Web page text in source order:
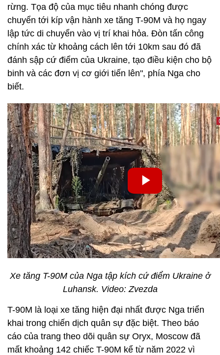
rừng. Tọa độ của mục tiêu nhanh chóng được
chuyển tới kíp vận hành xe tăng T-90M và họ ngay
lập tức di chuyển vào vị trí khai hỏa. Đòn tấn công
chính xác từ khoảng cách lên tới 10km sau đó đã
đánh sập cứ điểm của Ukraine, tạo điều kiện cho bộ
binh và các đơn vị cơ giới tiến lên", phía Nga cho
biết.
Xe tăng T-90M của Nga tập kích cứ điểm Ukraine ở
Luhansk. Video: Zvezda
T-90M là loại xe tăng hiện đại nhất được Nga triển
khai trong chiến dịch quân sự đặc biệt. Theo báo
cáo của trang theo dõi quân sự Oryx, Moscow đã
mất khoảng 142 chiếc T-90M kể từ năm 2022 vì